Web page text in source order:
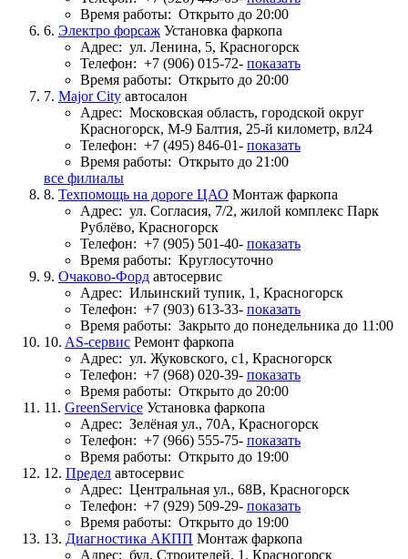
Время работы: Открыто до 20:00
6. Электро форсаж Установка фаркопа
Адрес: ул. Ленина, 5, Красногорск
Телефон: +7 (906) 015-72- показать
Время работы: Открыто до 20:00
7. Major City автосалон
Адрес: Московская область, городской округ
Красногорск, М-9 Балтия, 25-й километр, вл24
Телефон: +7 (495) 846-01- показать
Время работы: Открыто до 21:00
все филиалы
8. Техпомощь на дороге ЦАО Монтаж фаркопа
Адрес: ул. Согласия, 7/2, жилой комплекс Парк
Рублёво, Красногорск
Телефон: +7 (905) 501-40- показать
Время работы: Круглосуточно
9. Очаково-Форд автосервис
Адрес: Ильинский тупик, 1, Красногорск
Телефон: +7 (903) 613-33- показать
Время работы: Закрыто до понедельника до 11:00
10. AS-сервис Ремонт фаркопа
Адрес: ул. Жуковского, с1, Красногорск
Телефон: +7 (968) 020-39- показать
Время работы: Открыто до 20:00
11. GreenService Установка фаркопа
Адрес: Зелёная ул., 70А, Красногорск
Телефон: +7 (966) 555-75- показать
Время работы: Открыто до 19:00
12. Предел автосервис
Адрес: Центральная ул., 68В, Красногорск
Телефон: +7 (929) 509-29- показать
Время работы: Открыто до 19:00
13. Диагностика АКПП Монтаж фаркопа
Адрес: бул. Строителей, 1, Красногорск